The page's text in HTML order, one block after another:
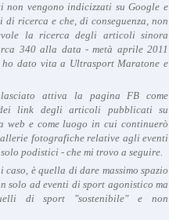
non vengono indicizzati su Google e
ricerca e che, di conseguenza, non
la ricerca degli articoli sinora
340 alla data - metà aprile 2011
dato vita a Ultrasport Maratone e
attiva la pagina FB come
link degli articoli pubblicati su
web e come luogo in cui continuerò
fotografiche relative agli eventi
podistici - che mi trovo a seguire.
caso, è quella di dare massimo spazio
solo ad eventi di sport agonistico ma
di sport "sostenibile" e non